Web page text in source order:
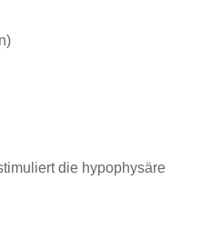
die hypophysäre